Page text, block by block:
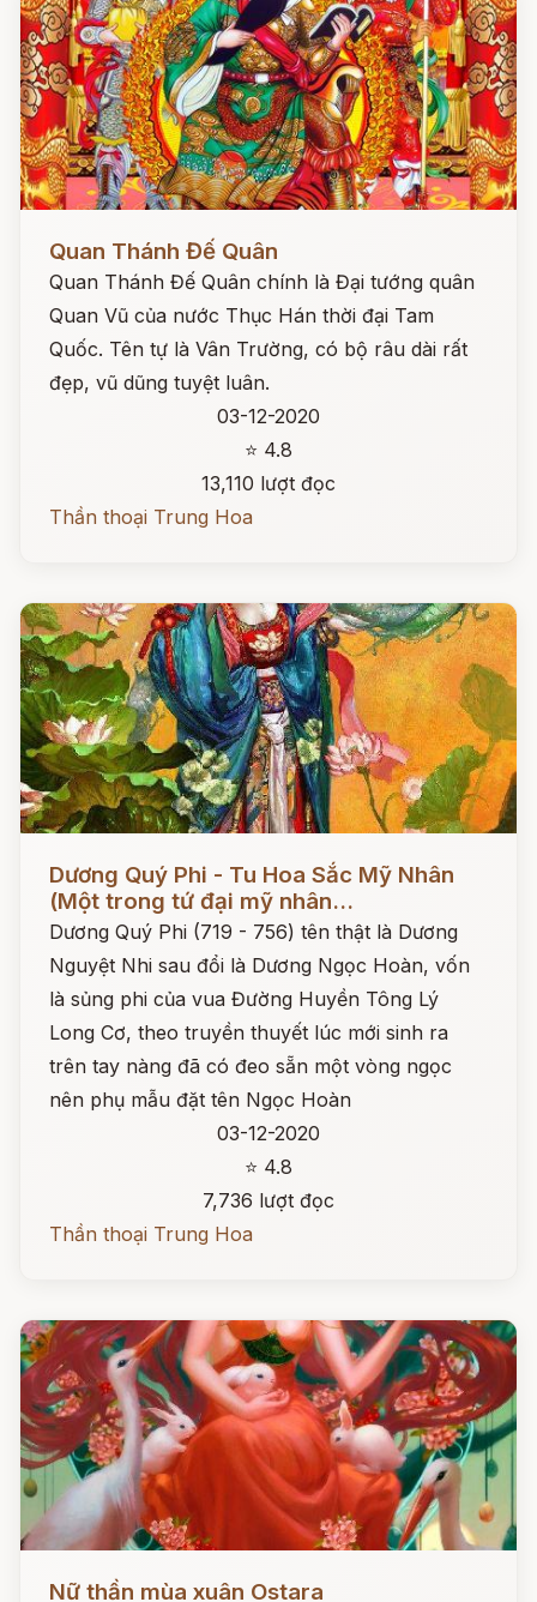
Quan Thánh Đế Quân
Quan Thánh Đế Quân chính là Đại tướng quân
Quan Vũ của nước Thục Hán thời đại Tam
Quốc. Tên tự là Vân Trường, có bộ râu dài rất
đẹp, vũ dũng tuyệt luân.
03-12-2020
⭐ 4.8
13,110 lượt đọc
Thần thoại Trung Hoa
Dương Quý Phi - Tu Hoa Sắc Mỹ Nhân
(Một trong tứ đại mỹ nhân...
Dương Quý Phi (719 - 756) tên thật là Dương
Nguyệt Nhi sau đổi là Dương Ngọc Hoàn, vốn
là sủng phi của vua Đường Huyền Tông Lý
Long Cơ, theo truyền thuyết lúc mới sinh ra
trên tay nàng đã có đeo sẵn một vòng ngọc
nên phụ mẫu đặt tên Ngọc Hoàn
03-12-2020
⭐ 4.8
7,736 lượt đọc
Thần thoại Trung Hoa
Nữ thần mùa xuân Ostara